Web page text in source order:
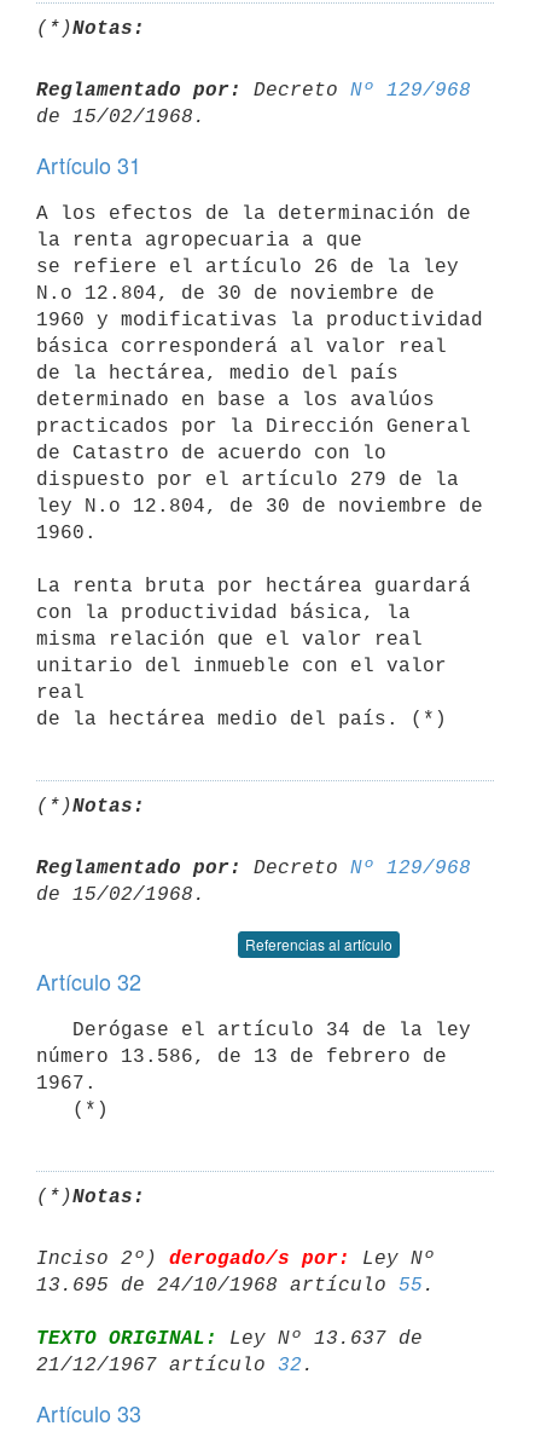
(*)Notas:
Reglamentado por: Decreto Nº 129/968
Artículo 31
A los efectos de la determinación de
la renta agropecuaria a que
se refiere el artículo 26 de la ley
N.o 12.804, de 30 de noviembre de
1960 y modificativas la productividad
básica corresponderá al valor real
de la hectárea, medio del país
determinado en base a los avalúos
practicados por la Dirección General
de Catastro de acuerdo con lo
dispuesto por el artículo 279 de la
ley N.o 12.804, de 30 de noviembre de
1960.
La renta bruta por hectárea guardará
con la productividad básica, la
misma relación que el valor real
unitario del inmueble con el valor
real
(*)Notas:
Reglamentado por: Decreto Nº 129/968
Referencias al artículo
Artículo 32
número 13.586, de 13 de febrero de
1967.
(*)Notas:
Inciso 2º) derogado/s por:
Ley Nº
13.695 de 24/10/1968 artículo 55
TEXTO ORIGINAL:
Ley Nº 13.637 de
21/12/1967 artículo 32
Artículo 33